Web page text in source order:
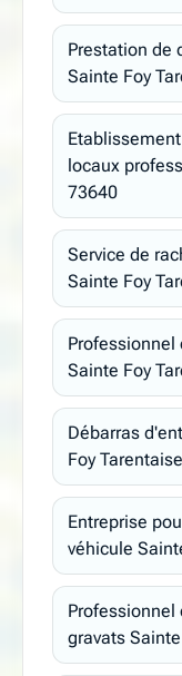
Prestation de
Sainte Foy
locaux
73640
Service de
Sainte Foy
Professionnel
Sainte Foy
Débarras
Foy
Entreprise
véhicule
Professionnel
gravats